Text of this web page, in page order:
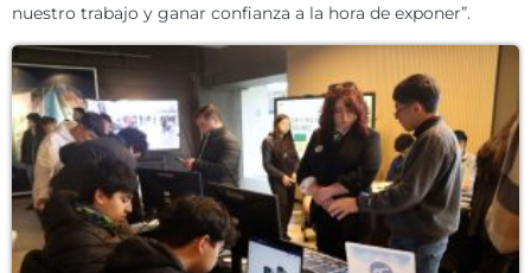
nuestro trabajo y ganar confianza a la hora de exponer”.